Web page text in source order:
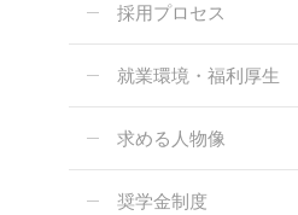
採用プロセス
就業環境・福利厚生
求める人物像
奨学金制度